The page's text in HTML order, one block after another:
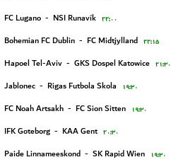
FC Lugano - NSI Runavík ۲۲:۰۰
Bohemian FC Dublin - FC Midtjylland ۲۲:۱۵
Hapoel Tel-Aviv - GKS Dospel Katowice ۲۱:۳۰
Jablonec - Rigas Futbola Skola ۱۹:۳۰
FC Noah Artsakh - FC Sion Sitten ۱۹:۳۰
IFK Goteborg - KAA Gent ۲۰:۳۰
Paide Linnameeskond - SK Rapid Wien ۱۹:۳۰